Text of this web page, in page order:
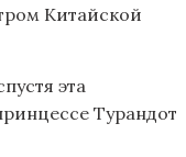
Китайской
эта
Турандот